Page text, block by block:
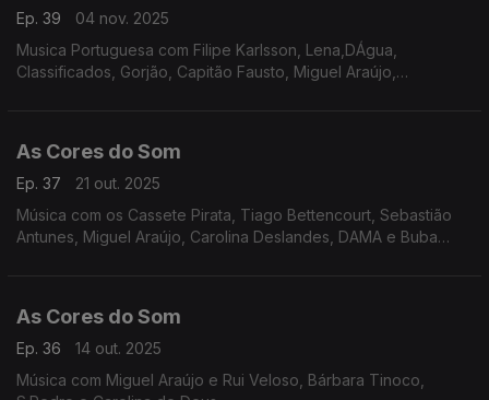
Ep. 39
04 nov. 2025
Musica Portuguesa com Filipe Karlsson, Lena,DÁgua,
Classificados, Gorjão, Capitão Fausto, Miguel Araújo,
As Cores do Som
Ep. 37
21 out. 2025
Música com os Cassete Pirata, Tiago Bettencourt, Sebastião
Antunes, Miguel Araújo, Carolina Deslandes, DAMA e Buba
As Cores do Som
Ep. 36
14 out. 2025
Música com Miguel Araújo e Rui Veloso, Bárbara Tinoco,